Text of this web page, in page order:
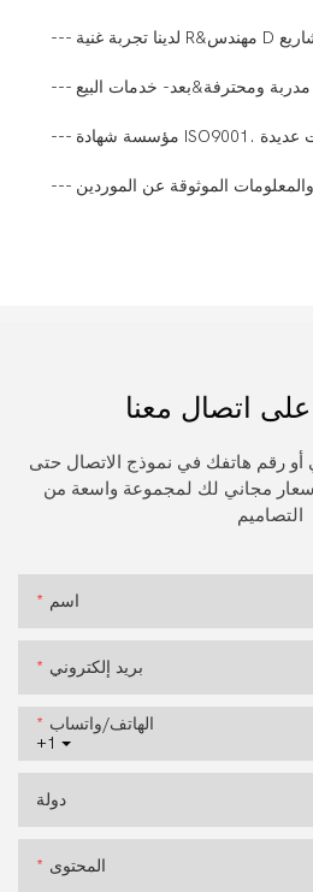
اتصال معنا
أو رقم هاتفك في نموذج الاتصال حتى
مجاني لك لمجموعة واسعة من
التصاميم
اسم
بريد إلكتروني
+1
الهاتف/واتساب
دولة
المحتوى